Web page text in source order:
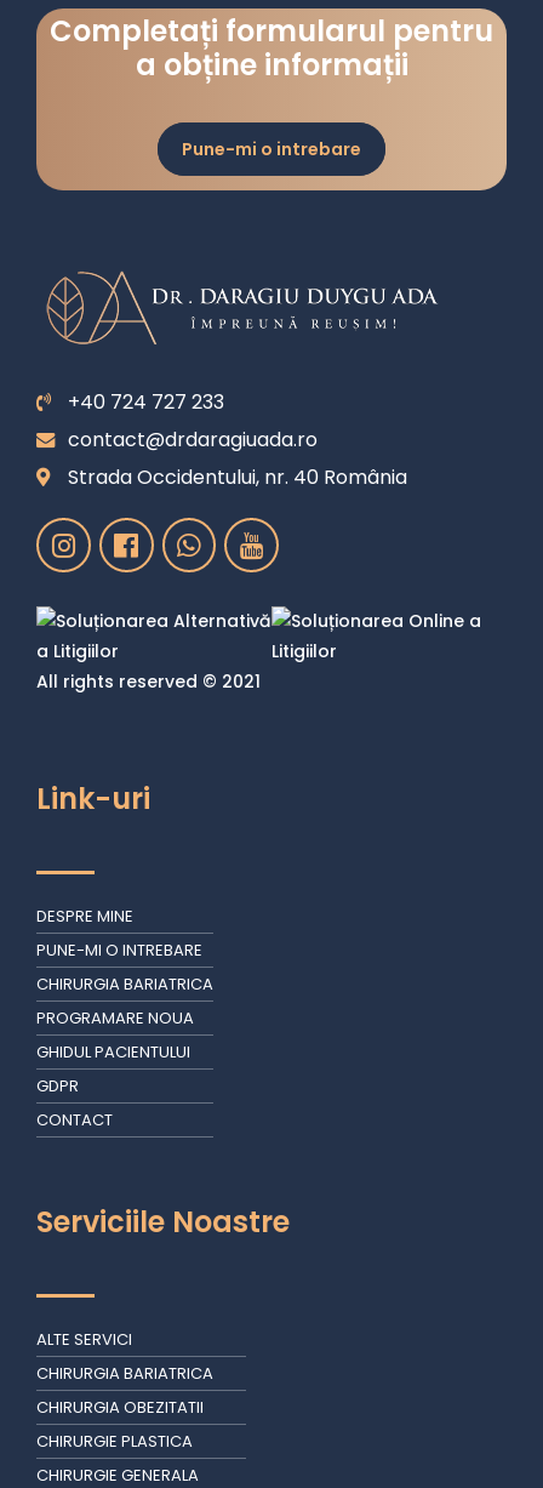
Completați formularul pentru
a obține informații
Pune-mi o intrebare
+40 724 727 233
contact@drdaragiuada.ro
Strada Occidentului, nr. 40 România
All rights reserved © 2021
Link-uri
DESPRE MINE
PUNE-MI O INTREBARE
CHIRURGIA BARIATRICA
PROGRAMARE NOUA
GHIDUL PACIENTULUI
GDPR
CONTACT
Serviciile Noastre
ALTE SERVICI
CHIRURGIA BARIATRICA
CHIRURGIA OBEZITATII
CHIRURGIE PLASTICA
CHIRURGIE GENERALA